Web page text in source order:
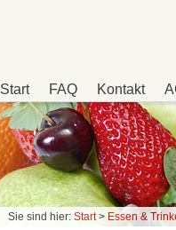
Start FAQ Kontakt
Sie sind hier: Start> Essen &